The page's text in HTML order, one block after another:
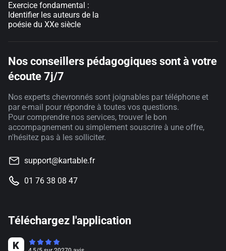
Exercice fondamental :
Identifier les auteurs de la
poésie du XXe siècle
Nos conseillers pédagogiques sont à votre
écoute 7j/7
Nos experts chevronnés sont joignables par téléphone et
par e-mail pour répondre à toutes vos questions.
Pour comprendre nos services, trouver le bon
accompagnement ou simplement souscrire à une offre,
n'hésitez pas à les solliciter.
support@kartable.fr
01 76 38 08 47
Téléchargez l'application